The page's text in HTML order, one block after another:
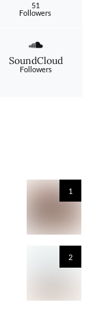
51
Followers
SoundCloud
Followers
1
2